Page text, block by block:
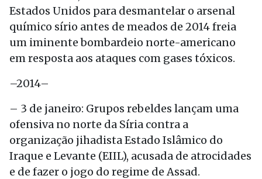
Estados Unidos para desmantelar o arsenal
químico sírio antes de meados de 2014 freia
um iminente bombardeio norte-americano
em resposta aos ataques com gases tóxicos.
–2014–
– 3 de janeiro: Grupos rebeldes lançam uma
ofensiva no norte da Síria contra a
organização jihadista Estado Islâmico do
Iraque e Levante (EIIL), acusada de atrocidades
e de fazer o jogo do regime de Assad.